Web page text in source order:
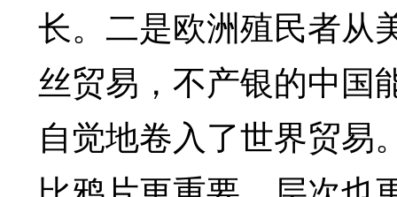
长。二是欧洲殖民者从
丝贸易，不产银的中国
自觉地卷入了世界贸易